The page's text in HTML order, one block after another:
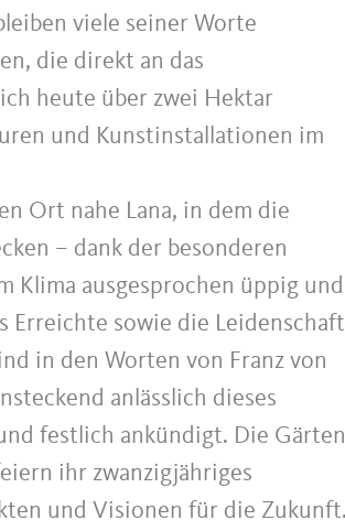
viele seiner Worte
die direkt an das
heute über zwei Hektar
und Kunstinstallationen im
Ort nahe Lana, in dem die
– dank der besonderen
Klima ausgesprochen üppig und
Erreichte sowie die Leidenschaft
in den Worten von Franz von
anlässlich dieses
festlich ankündigt. Die Gärten
ihr zwanzigjähriges
und Visionen für die Zukunft.